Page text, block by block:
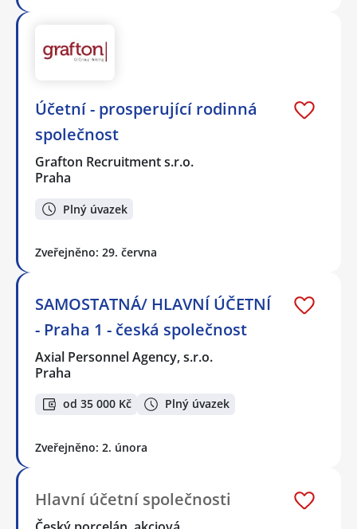
Účetní - prosperující rodinná
společnost
Grafton Recruitment s.r.o.
Praha
Plný úvazek
Zveřejněno: 29. června
SAMOSTATNÁ/ HLAVNÍ ÚČETNÍ
- Praha 1 - česká společnost
Axial Personnel Agency, s.r.o.
Praha
od 35 000 Kč Plný úvazek
Zveřejněno: 2. února
Hlavní účetní společnosti